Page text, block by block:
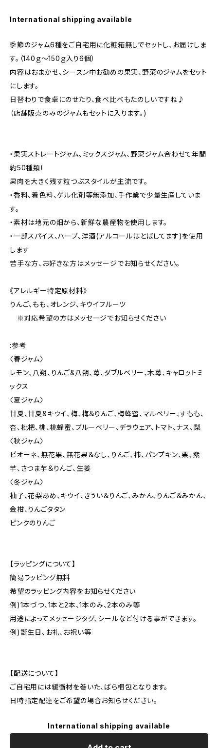
International shipping available
季節のジャム6種をご自宅用に化粧箱無しでセットし、お届けしま
す。（140ｇ〜150ｇ入り6個）
内容はおまかせ、シーズン中お勧めの果実、野菜のジャムをセット
にします。
日替わりで食卓にのせたり、食べ比べもたのしいですね♪
（店舗販売のみのジャムもセットに入ります。)
・果実ストレートジャム、ミックスジャム、野菜ジャム合わせて年間
約50種類！
果肉を大きく残す粒つぶスタイルが主流です。
・香料、着色料、ゲル化剤等無添加、手作業で少量生産していま
す。
・素材は地元の畑から、新鮮な農産物を使用します。
・一部スパイス、ハーブ、洋酒(アルコールはとばしてます)を使用
します
苦手な方、お好きな方はメッセージでお知らせください。
《アレルギー特定原材料》
りんご、もも、オレンジ、キウイフルーツ
※対応希望の方はメッセージでお知らせください
:参考
〈春ジャム〉
レモン、八朔、りんご&八朔、苺、ダブルベリー、木苺、キャロットミ
ックス
〈夏ジャム〉
甘夏、甘夏&キウイ、梅、梅＆りんご、梅蜂蜜、マルベリー、すもも、
杏、枇杷、桃、桃蜂蜜、ブルーベリー、デラウェア、トマト、ナス、梨
〈秋ジャム〉
ピオーネ、無花果、無花果＆なし、りんご、柿、パンプキン、栗、紫
芋、さつま芋＆りんご、生姜
〈冬ジャム〉
柚子、花梨あめ、キウイ、きうい＆りんご、みかん、りんご＆みかん、
金柑、りんごタタン
ピンクのりんご
【ラッピングについて】
簡易ラッピング無料
希望のラッピング内容をお知らせください
例)1本づつ、1本と2本、1本のみ、2本のみ等
用途によってメッセージタグ、シールなど付ける事ができます。
例)誕生日、お礼、お祝い等
【配送について】
ご自宅用には緩衝材を巻いた、ばら梱包となります。
日時指定配達をご希望の場合お知らせください。
International shipping available